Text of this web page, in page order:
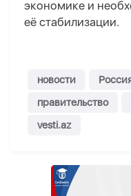
экономике и
её стабилизации.
новости
правительство
vesti.az